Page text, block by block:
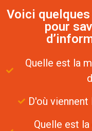
Voici
pour
Quelle est la
D'où
Quelle est